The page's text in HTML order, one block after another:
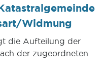
Widmung
die Aufteilung der
der zugeordneten